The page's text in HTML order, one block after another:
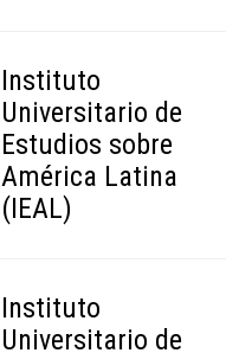
Instituto
Universitario de
Estudios sobre
América Latina
(IEAL)
Instituto
Universitario de